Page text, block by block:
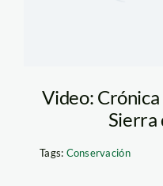
Video:
Sierra
Tags: Conservación